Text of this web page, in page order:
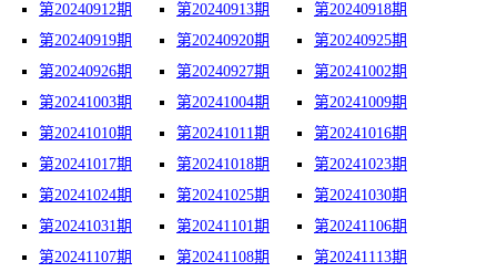
第20240912期
第20240913期
第20240918期
第20240919期
第20240920期
第20240925期
第20240926期
第20240927期
第20241002期
第20241003期
第20241004期
第20241009期
第20241010期
第20241011期
第20241016期
第20241017期
第20241018期
第20241023期
第20241024期
第20241025期
第20241030期
第20241031期
第20241101期
第20241106期
第20241107期
第20241108期
第20241113期